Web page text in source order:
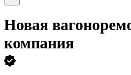
Новая
компания